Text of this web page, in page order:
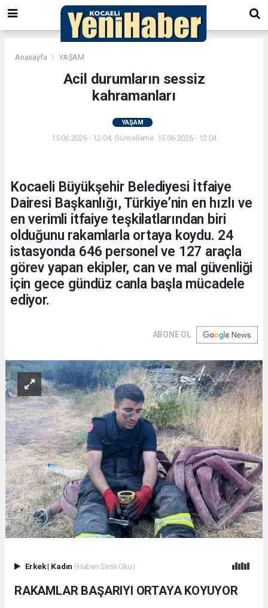
Anasayfa YAŞAM
Acil durumların sessiz
kahramanları
YAŞAM
15.06.2026 - 12:04, Güncelleme: 15.06.2026 - 12:04
Kocaeli Büyükşehir Belediyesi İtfaiye
Dairesi Başkanlığı, Türkiye’nin en hızlı ve
en verimli itfaiye teşkilatlarından biri
olduğunu rakamlarla ortaya koydu. 24
istasyonda 646 personel ve 127 araçla
görev yapan ekipler, can ve mal güvenliği
için gece gündüz canla başla mücadele
ediyor.
ABONE OL
Erkek| Kadın (Haberi Sesli Oku)
RAKAMLAR BAŞARIYI ORTAYA KOYUYOR